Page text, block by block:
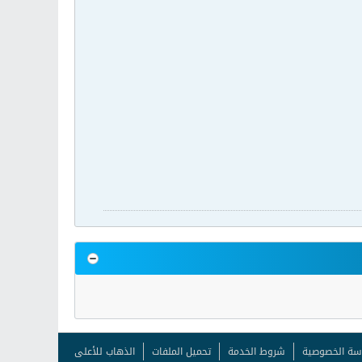
الخصوصية شروط الخدمة تحميل الملفات الذهاب للأعلى